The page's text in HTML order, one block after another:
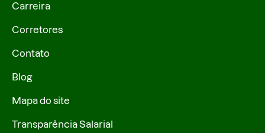
Carreira
Corretores
Contato
Blog
Mapa do site
Transparência Salarial